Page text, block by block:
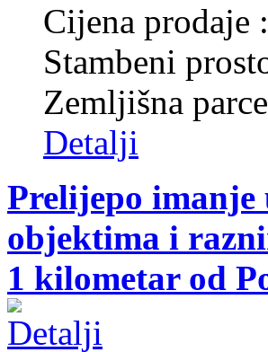
Cijena prodaje :
Stambeni
Zemljišna
Detalji
Prelijepo imanje
objektima i
1 kilometar od